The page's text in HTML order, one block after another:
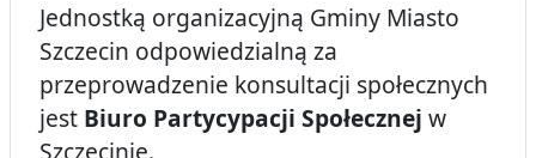
Jednostką organizacyjną Gminy Miasto
Szczecin odpowiedzialną za
przeprowadzenie konsultacji społecznych
jest Biuro Partycypacji Społecznej w
Szczecinie.